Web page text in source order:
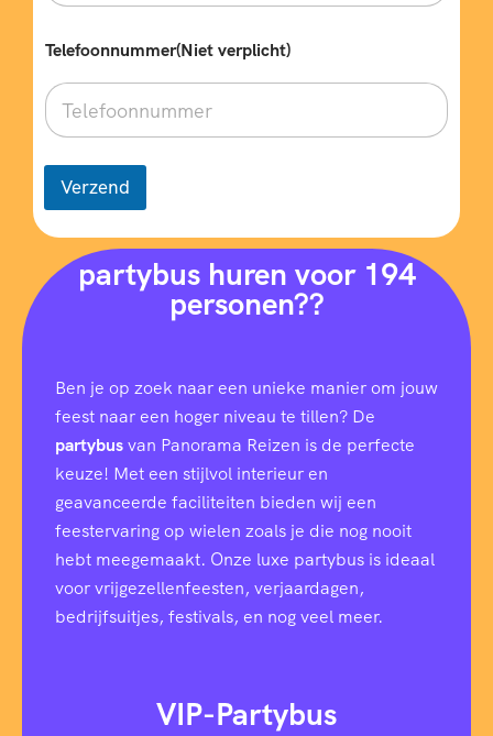
n
e
l
e
e
m
Telefoonnummer(Niet verplicht)
Verzend
partybus huren voor 194
personen??
Ben je op zoek naar een unieke manier om jouw
feest naar een hoger niveau te tillen? De
partybusvan Panorama Reizen is de perfecte
keuze! Met een stijlvol interieur en
geavanceerde faciliteiten bieden wij een
feestervaring op wielen zoals je die nog nooit
hebt meegemaakt. Onze luxe partybus is ideaal
voor vrijgezellenfeesten, verjaardagen,
bedrijfsuitjes, festivals, en nog veel meer.
VIP-Partybus